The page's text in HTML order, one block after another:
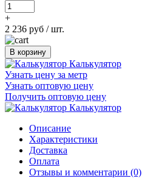
+
2 236 руб / шт.
В корзину
Калькулятор
Узнать цену за метр
Узнать оптовую цену
Получить оптовую цену
Калькулятор
Описание
Характеристики
Доставка
Оплата
Отзывы и комментарии (0)